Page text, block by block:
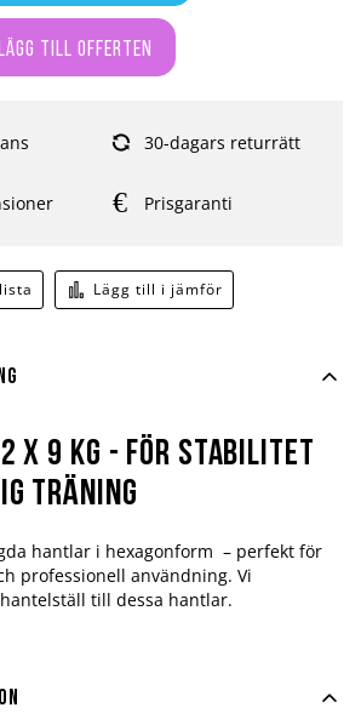
till offerten
Lägg till i jämför
30-dagars returrätt
Prisgaranti
x 9 kg - för stabilitet
träning
hantlar i hexagonform – perfekt för
professionell användning. Vi
till dessa hantlar.